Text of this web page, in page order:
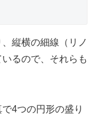
縦横の細線（リノ
るので、それらも
4つの円形の盛り